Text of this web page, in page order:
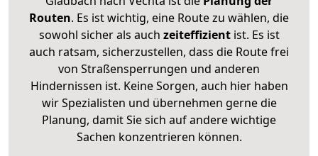
Routen. Es ist wichtig, eine Route zu wählen, die
sowohl sicher als auch zeiteffizientist. Es ist
auch ratsam, sicherzustellen, dass die Route frei
von Straßensperrungen und anderen
Hindernissen ist. Keine Sorgen, auch hier haben
wir Spezialisten und übernehmen gerne die
Planung, damit Sie sich auf andere wichtige
Sachen konzentrieren können.